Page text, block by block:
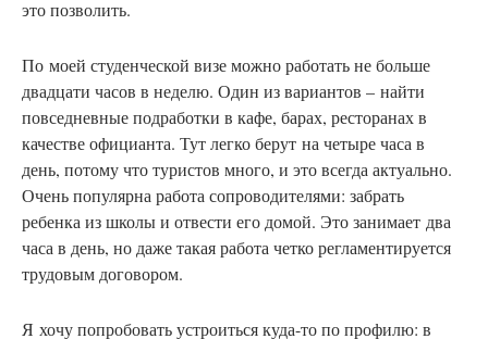
это позволить.
По моей студенческой визе можно работать не больше
двадцати часов в неделю. Один из вариантов – найти
повседневные подработки в кафе, барах, ресторанах в
качестве официанта. Тут легко берут на четыре часа в
день, потому что туристов много, и это всегда актуально.
Очень популярна работа сопроводителями: забрать
ребенка из школы и отвести его домой. Это занимает два
часа в день, но даже такая работа четко регламентируется
трудовым договором.
Я хочу попробовать устроиться куда-то по профилю: в